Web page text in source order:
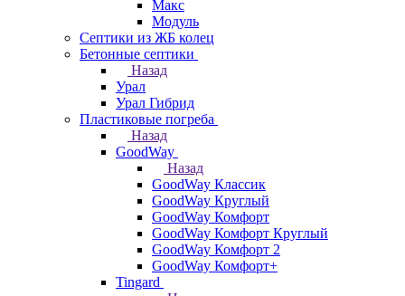
Макс
Модуль
Септики из ЖБ колец
Бетонные септики
Назад
Урал
Урал Гибрид
Пластиковые погреба
Назад
GoodWay
Назад
GoodWay Классик
GoodWay Круглый
GoodWay Комфорт
GoodWay Комфорт Круглый
GoodWay Комфорт 2
GoodWay Комфорт+
Tingard